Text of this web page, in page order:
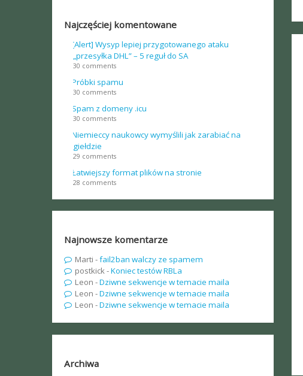
Najczęściej komentowane
[Alert] Wysyp lepiej przygotowanego ataku
„przesyłka DHL” – 5 reguł do SA
30 comments
Próbki spamu
30 comments
Spam z domeny .icu
30 comments
Niemieccy naukowcy wymyślili jak zarabiać na
giełdzie
29 comments
Łatwiejszy format plików na stronie
28 comments
Najnowsze komentarze
Marti -fail2ban walczy ze spamem
postkick-Koniec testów RBLa
Leon -Dziwne sekwencje w temacie maila
Leon -Dziwne sekwencje w temacie maila
Leon -Dziwne sekwencje w temacie maila
Archiwa